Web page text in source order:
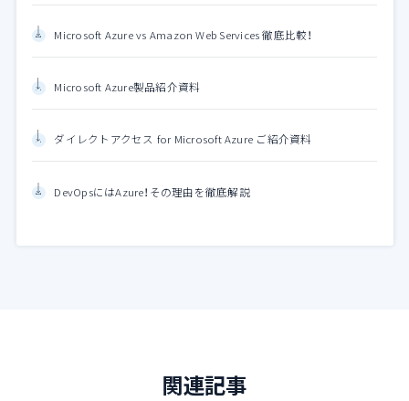
Microsoft Azure vs Amazon Web Services 徹底比較！
Microsoft Azure製品紹介資料
ダイレクトアクセス for Microsoft Azure ご紹介資料
DevOpsにはAzure！その理由を徹底解説
関連記事